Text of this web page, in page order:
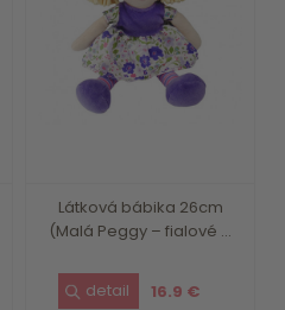
Látková bábika 26cm
(Malá Peggy – fialové ...
16.9 €